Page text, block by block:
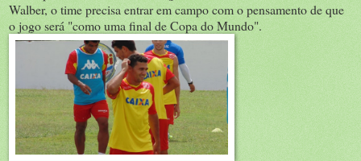
Walber, o time precisa entrar em campo com o pensamento de que
o jogo será "como uma final de Copa do Mundo".